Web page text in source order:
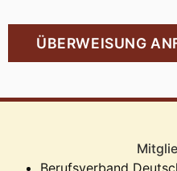
ÜBERWEISUNG
Berufsverband